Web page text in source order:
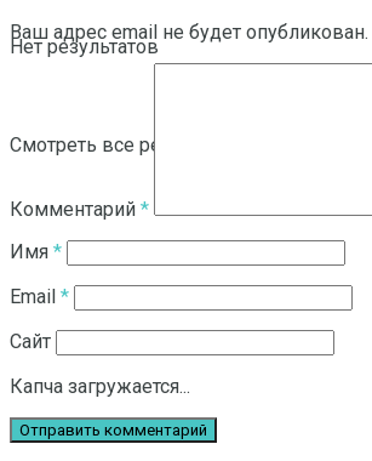
Нет результатов
Смотреть все результаты
Ваш адрес email не будет опубликован.
Комментарий *
Имя *
Email *
Сайт
Капча загружается...